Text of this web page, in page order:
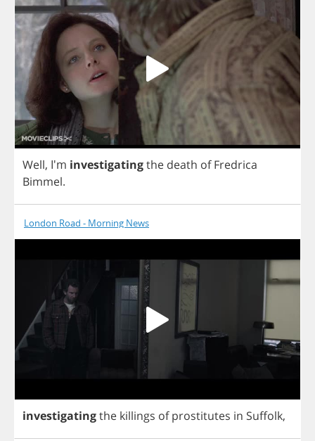
Well, I'm investigatingthe death of Fredrica
Bimmel.
London Road - Morning News
investigatingthe killings of prostitutes in Suffolk,